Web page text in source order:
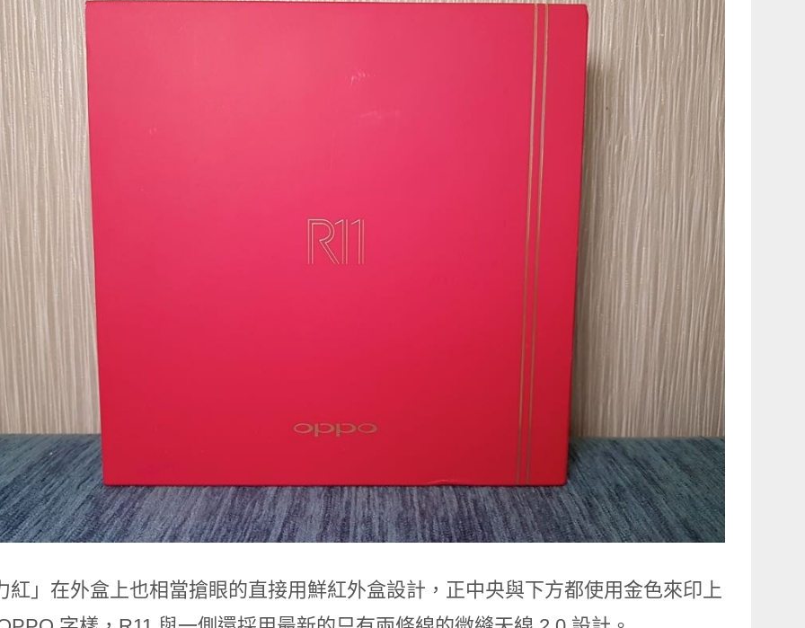
」在外盒上也相當搶眼的直接用鮮紅外盒設計，正中央與下方都使用金色來印上